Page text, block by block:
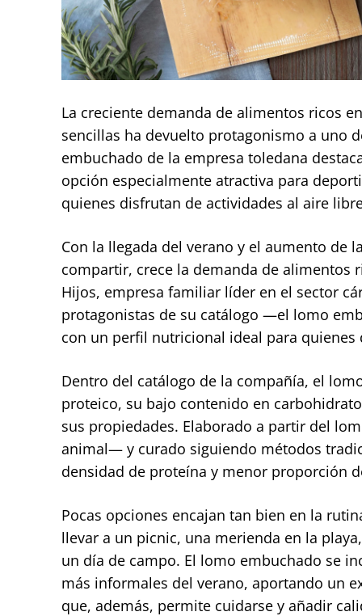
La creciente demanda de alimentos ricos
sencillas ha devuelto protagonismo a uno
embuchado de la empresa toledana
opción especialmente atractiva para
quienes disfrutan de actividades al aire
Con la llegada del verano y el aumento de
compartir, crece la demanda de alimentos
Hijos, empresa familiar líder en el sector
protagonistas de su catálogo —el lomo
con un perfil nutricional ideal para
Dentro del catálogo de la compañía, el
proteico, su bajo contenido en
sus propiedades. Elaborado a partir del
animal— y curado siguiendo métodos
densidad de proteína y menor proporción
Pocas opciones encajan tan bien en la
llevar a un picnic, una merienda en la
un día de campo. El lomo embuchado se
más informales del verano, aportando un
que, además, permite cuidarse y añadir